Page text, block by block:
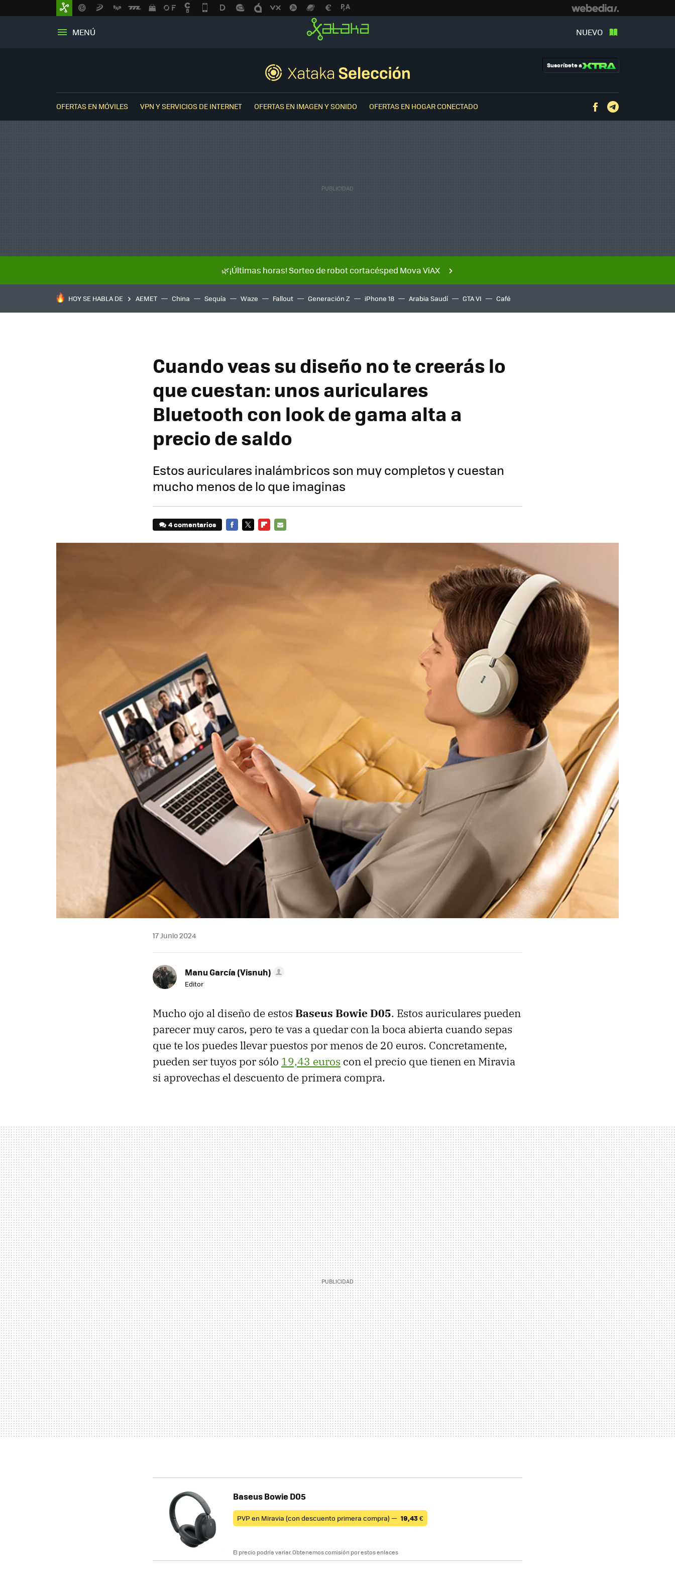
MENÚ NUEVO
Suscríbete a
OFERTAS EN MÓVILES VPN Y SERVICIOS DE INTERNET OFERTAS EN IMAGEN Y SONIDO OFERTAS EN HOGAR CONECTADO Facebook
🌿¡Últimas horas! Sorteo de robot cortacésped Mova ViAX
HOY SE HABLA DE AEMET China Sequía Waze Fallout Generación Z iPhone 18 Arabia Saudí GTA VI Café
Cuando veas su diseño no te creerás lo
que cuestan: unos auriculares
Bluetooth con look de gama alta a
precio de saldo
Estos auriculares inalámbricos son muy completos y cuestan
mucho menos de lo que imaginas
4 comentarios
17 Junio 2024
Manu García (Visnuh)
Editor
Mucho ojo al diseño de estos Baseus Bowie D05. Estos auriculares pueden
parecer muy caros, pero te vas a quedar con la boca abierta cuando sepas
que te los puedes llevar puestos por menos de 20 euros. Concretamente,
pueden ser tuyos por sólo 19,43 euros con el precio que tienen en Miravia
si aprovechas el descuento de primera compra.
Baseus Bowie D05
PVP en Miravia (con descuento primera compra) — 19,43€
El precio podría variar. Obtenemos comisión por estos enlaces